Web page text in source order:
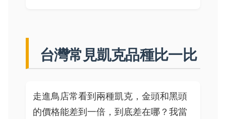
台灣常見凱克品種比一比
走進鳥店常看到兩種凱克，金頭和黑頭
的價格能差到一倍，到底差在哪？我當